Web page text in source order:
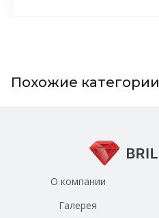
Похожие категории
О компании
Галерея